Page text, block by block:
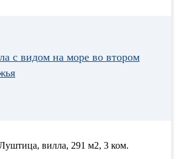
с видом на море во втором
вилла, 291 м2, 3 ком.